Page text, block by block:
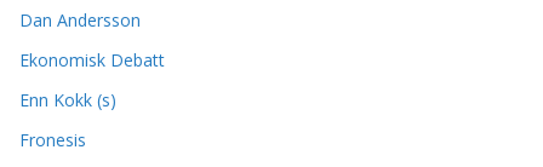
Dan Andersson
Ekonomisk Debatt
Enn Kokk (s)
Fronesis